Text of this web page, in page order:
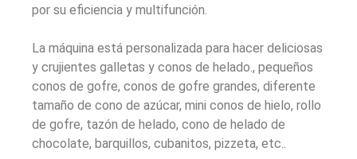
por su eficiencia y multifunción.
La máquina está personalizada para hacer deliciosas
y crujientes galletas y conos de helado., pequeños
conos de gofre, conos de gofre grandes, diferente
tamaño de cono de azúcar, mini conos de hielo, rollo
de gofre, tazón de helado, cono de helado de
chocolate, barquillos, cubanitos, pizzeta, etc..